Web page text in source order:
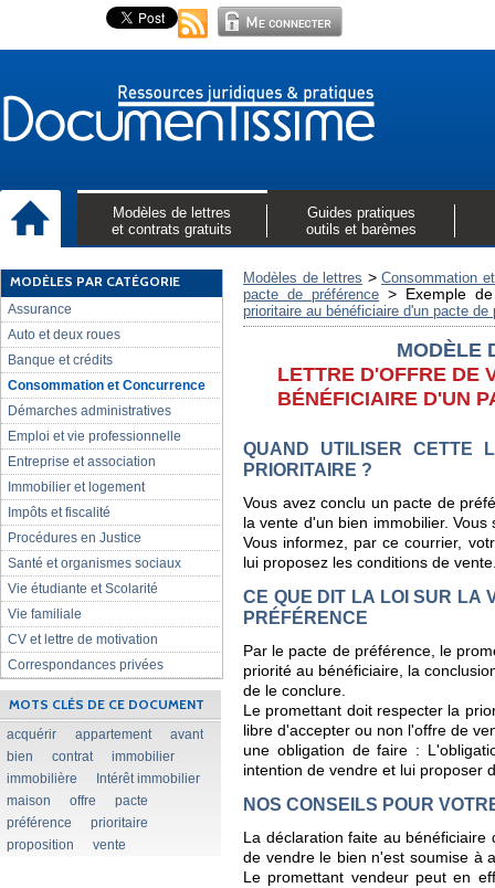
Modèles de lettres
et contrats gratuits
Guides pratiques
outils et barèmes
MODÈLES PAR CATÉGORIE
Assurance
Auto et deux roues
Banque et crédits
Consommation et Concurrence
Démarches administratives
Emploi et vie professionnelle
Entreprise et association
Immobilier et logement
Impôts et fiscalité
Procédures en Justice
Santé et organismes sociaux
Vie étudiante et Scolarité
Vie familiale
CV et lettre de motivation
Correspondances privées
MOTS CLÉS DE CE DOCUMENT
acquérir appartement
avant
bien
contrat
immobilier
immobilière
Intérêt immobilier
maison
offre
pacte
préférence
prioritaire
proposition
vente
Modèles de lettres > Consommation
pacte de préférence > Exemple
prioritaire au bénéficiaire d'un pacte de
MODÈLE
LETTRE D'OFFRE DE
BÉNÉFICIAIRE D'UN
QUAND UTILISER CETTE
PRIORITAIRE ?
Vous avez conclu un pacte de
la vente d'un bien immobilier.
Vous informez, par ce courrier,
lui proposez les conditions de
CE QUE DIT LA LOI SUR LA
PRÉFÉRENCE
Par le pacte de préférence, le
priorité au bénéficiaire, la
de le conclure.
Le promettant doit respecter la
libre d'accepter ou non l'offre de
une obligation de faire :
intention de vendre et lui proposer
NOS CONSEILS POUR
La déclaration faite au
de vendre le bien n'est soumise à
Le promettant vendeur peut en